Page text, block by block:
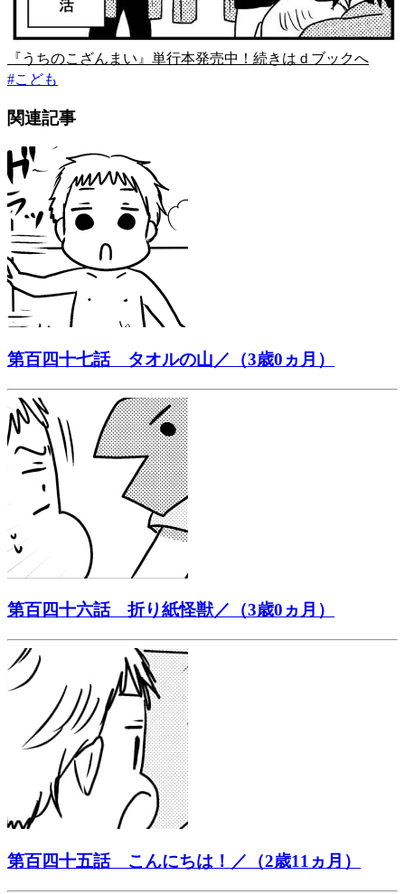
『うちのこざんまい』単行本発売中！続きはｄブックへ
#こども
関連記事
第百四十七話 タオルの山／（3歳0ヵ月）
第百四十六話 折り紙怪獣／（3歳0ヵ月）
第百四十五話 こんにちは！／（2歳11ヵ月）